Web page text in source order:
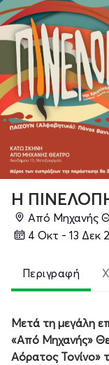
Η
Από Μηχανής
4 Οκτ - 13 Δεκ
Περιγραφή
Μετά τη μεγάλη
«Από Μηχανής»
Αόρατος Τονίνο»